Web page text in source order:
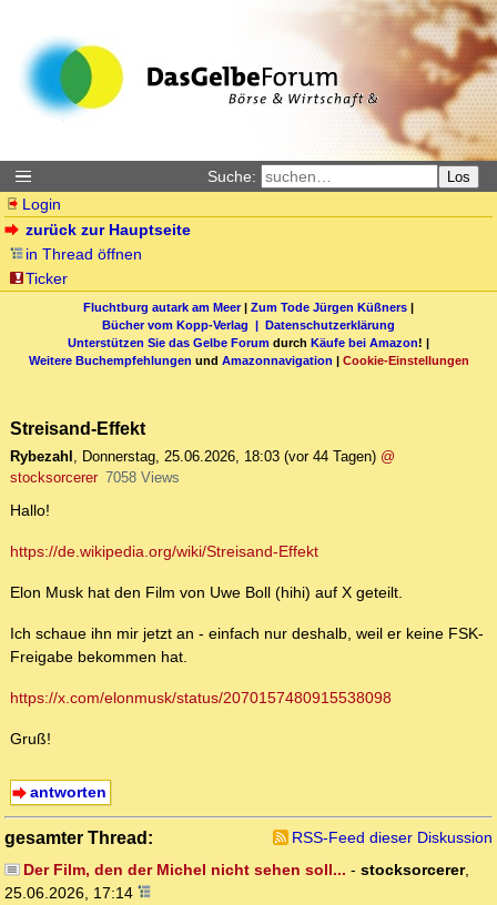
Suche: Los
Login
zurück zur Hauptseite
in Thread öffnen
Ticker
Fluchtburg autark am Meer| Zum Tode Jürgen Küßners |
Bücher vom Kopp-Verlag | Datenschutzerklärung
Unterstützen Sie das Gelbe Forum durch Käufe bei Amazon! |
Weitere Buchempfehlungen und Amazonnavigation | Cookie-Einstellungen
Streisand-Effekt
Rybezahl , Donnerstag, 25.06.2026, 18:03 (vor 44 Tagen) @
stocksorcerer 7058 Views
Hallo!
https://de.wikipedia.org/wiki/Streisand-Effekt
Elon Musk hat den Film von Uwe Boll (hihi) auf X geteilt.
Ich schaue ihn mir jetzt an - einfach nur deshalb, weil er keine FSK-
Freigabe bekommen hat.
https://x.com/elonmusk/status/2070157480915538098
Gruß!
antworten
gesamter Thread:
RSS-Feed dieser Diskussion
Der Film, den der Michel nicht sehen soll... - stocksorcerer,
25.06.2026, 17:14